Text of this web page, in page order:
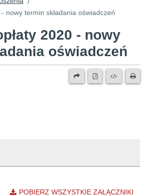
nowy termin składania oświadczeń
2020 - nowy
oświadczeń
POBIERZ WSZYSTKIE ZAŁĄCZNIKI